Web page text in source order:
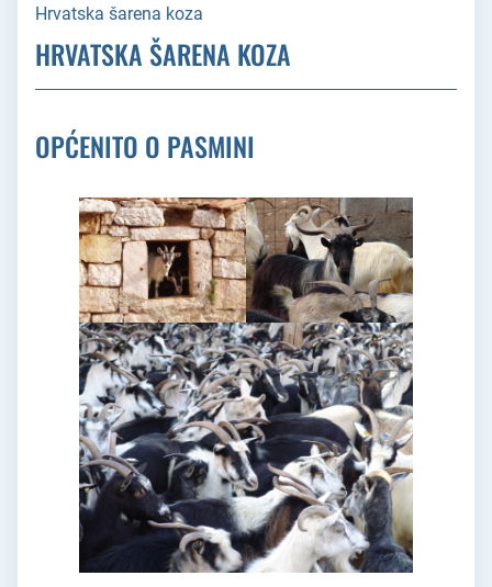
Hrvatska šarena koza
HRVATSKA ŠARENA KOZA
OPĆENITO O PASMINI